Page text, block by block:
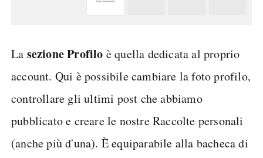
La sezione Profilo è quella dedicata al proprio
account. Qui è possibile cambiare la foto profilo,
controllare gli ultimi post che abbiamo
pubblicato e creare le nostre Raccolte personali
(anche più d'una). È equiparabile alla bacheca di